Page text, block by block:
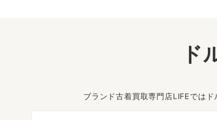
ド
ブランド古着買取専門店LIFEでは